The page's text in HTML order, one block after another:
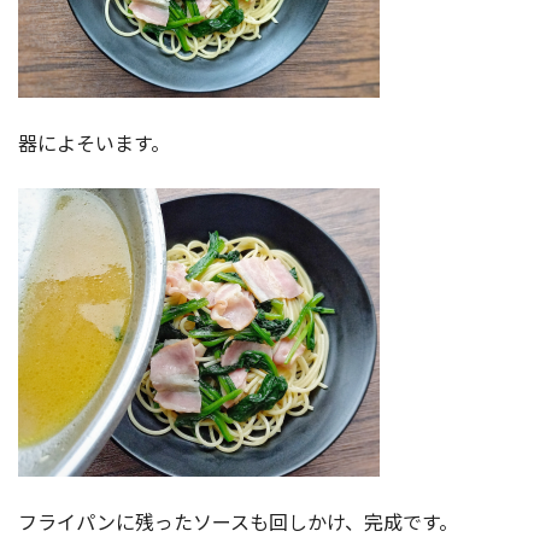
器によそいます。
フライパンに残ったソースも回しかけ、完成です。